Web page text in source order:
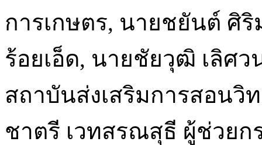
การเกษตร, นายชยันต์ ศิ
ร้อยเอ็ด, นายชัยวุฒิ เลิศ
สถาบันส่งเสริมการสอนวิ
ชาตรี เวทสรณสุธี ผู้ช่วย